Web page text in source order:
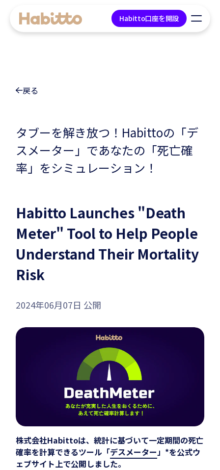
Habitto口座を開設
マネープラン相談
会社情報
ツール
Habitto口座を開設
戻る
タブーを解き放つ！Habittoの「デ
スメーター」であなたの「死亡確
率」をシミュレーション！
Habitto Launches "Death
Meter" Tool to Help People
Understand Their Mortality
Risk
2024年06月07日 公開
株式会社Habittoは、統計に基づいて一定期間の死亡
確率を計算できるツール「デスメーター 」*を公式ウ
ェブサイト上で公開しました。